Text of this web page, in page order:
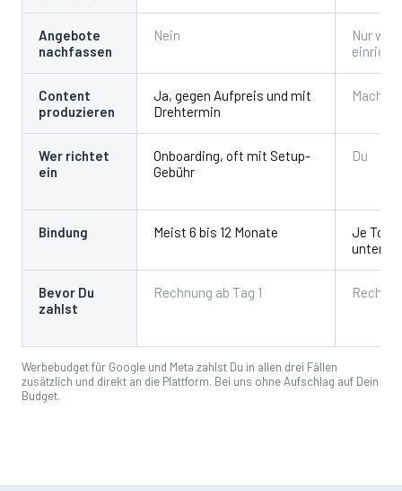
Angebote
nachfassen
Nein
Nur
Content
produzieren
Ja, gegen Aufpreis und mit
Drehtermin
Machst
Wer richtet
ein
Onboarding, oft mit Setup-
Gebühr
Du
Bindung Meist 6 bis 12 Monate
Je Tool
Bevor Du
zahlst
Rechnung ab Tag 1
Werbebudget für Google und Meta zahlst Du in allen drei Fällen
zusätzlich und direkt an die Plattform. Bei uns ohne Aufschlag auf Dein
Budget.